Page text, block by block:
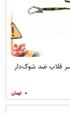
قلاب ضد شوک‌دار
۰